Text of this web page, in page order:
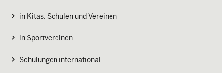
in Kitas, Schulen und Vereinen
in Sportvereinen
Schulungen international